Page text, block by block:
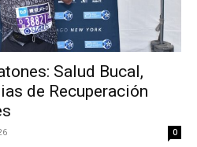
Salud Bucal,
de Recuperación
0